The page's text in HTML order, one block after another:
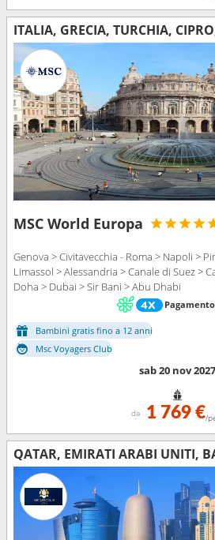
MSC World Europa
Genova > Civitavecchia - Roma > Napoli >
Limassol > Alessandria > Canale di Suez >
Doha > Dubai > Sir Bani > Abu Dhabi
Bambini gratis fino a 12 anni
Msc Voyagers Club
sab 20 nov 2027
da 1 769 €/
QATAR, EMIRATI ARABI UNITI,